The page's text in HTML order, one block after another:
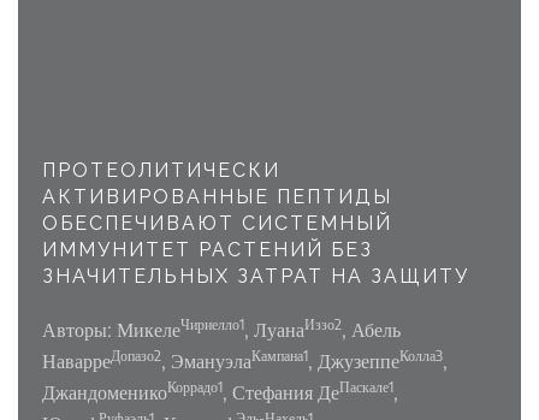
ПРОТЕОЛИТИЧЕСКИ
АКТИВИРОВАННЫЕ ПЕПТИДЫ
ОБЕСПЕЧИВАЮТ СИСТЕМНЫЙ
ИММУНИТЕТ РАСТЕНИЙ БЕЗ
ЗНАЧИТЕЛЬНЫХ ЗАТРАТ НА ЗАЩИТУ
Авторы: МикелеЧириелло1, ЛуанаИззо2, Абель
НаварреДопазо2, ЭмануэлаКампана1, ДжузеппеКолла3,
ДжандоменикоКоррадо1, Стефания ДеПаскале1,